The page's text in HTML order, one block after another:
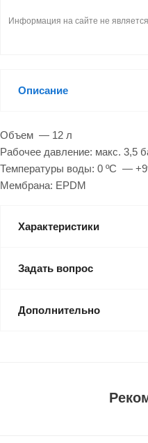
Информация на сайте не
Описание
Объем — 12 л
Рабочее давление: макс. 3,5
Температуры воды: 0 ºС —
Мембрана: EPDM
Характеристики
Задать вопрос
Дополнительно